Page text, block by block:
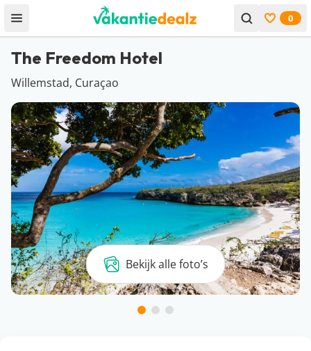
Open menu Bekijk
0
The Freedom Hotel
Willemstad, Curaçao
Bekijk alle foto’s